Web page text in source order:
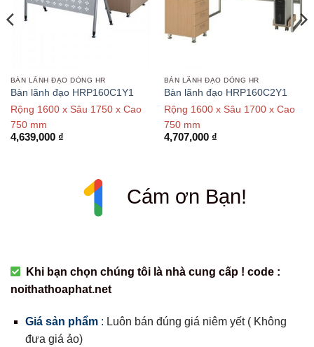
BÀN LÃNH ĐẠO DÒNG HR
Bàn lãnh đạo HRP160C1Y1
Rộng 1600 x Sâu 1750 x Cao
750 mm
4,639,000 ₫
BÀN LÃNH ĐẠO DÒNG HR
Bàn lãnh đạo HRP160C2Y1
Rộng 1600 x Sâu 1700 x Cao
750 mm
4,707,000 ₫
Cám ơn Bạn!
Khi bạn chọn chúng tôi là nhà cung cấp ! code :
noithathoaphat.net
Giá sản phẩm: Luôn bán đúng giá niêm yết ( Không
đưa giá ảo)